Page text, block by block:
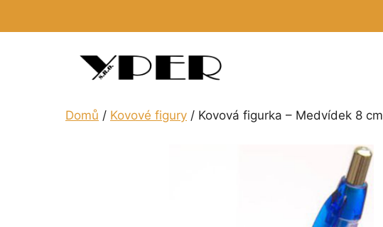
Domů / Kovové figury / Kovová figurka – Medvídek 8 cm